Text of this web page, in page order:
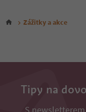
Zážitky a akce
Tipy na